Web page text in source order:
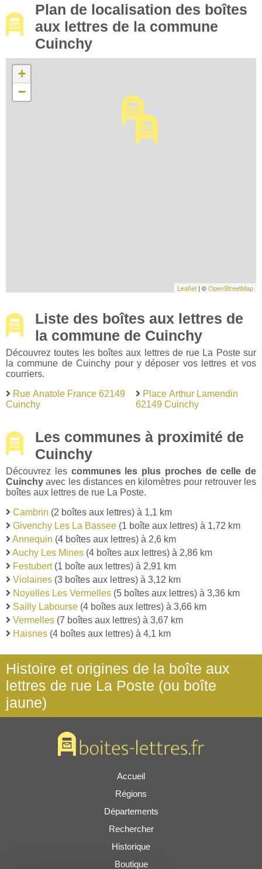
Plan de localisation des boîtes
aux lettres de la commune
Cuinchy
+
−
Leaflet | ©OpenStreetMap
Liste des boîtes aux lettres de
la commune de Cuinchy
Découvrez toutes les boîtes aux lettres de rue La Poste sur
la commune de Cuinchy pour y déposer vos lettres et vos
courriers.
Rue Anatole France 62149
Cuinchy
Place Arthur Lamendin
62149 Cuinchy
Les communes à proximité de
Cuinchy
Découvrez les communes les plus proches de celle de
Cuinchy avec les distances en kilomètres pour retrouver les
boîtes aux lettres de rue La Poste.
Cambrin (2 boîtes aux lettres) à 1,1 km
Givenchy Les La Bassee (1 boîte aux lettres) à 1,72 km
Annequin (4 boîtes aux lettres) à 2,6 km
Auchy Les Mines (4 boîtes aux lettres) à 2,86 km
Festubert(1 boîte aux lettres) à 2,91 km
Violaines (3 boîtes aux lettres) à 3,12 km
Noyelles Les Vermelles (5 boîtes aux lettres) à 3,36 km
Sailly Labourse (4 boîtes aux lettres) à 3,66 km
Vermelles (7 boîtes aux lettres) à 3,67 km
Haisnes (4 boîtes aux lettres) à 4,1 km
Histoire et origines de la boîte aux
lettres de rue La Poste (ou boîte
jaune)
Accueil
Régions
Départements
Rechercher
Historique
Boutique